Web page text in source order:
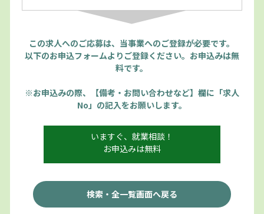
この求人へのご応募は、当事業へのご登録が必要です。
以下のお申込フォームよりご登録ください。お申込みは無
料です。
※お申込みの際、【備考・お問い合わせなど】欄に「求人
No」の記入をお願いします。
いますぐ、就業相談！
お申込みは無料
検索・全一覧画面へ戻る